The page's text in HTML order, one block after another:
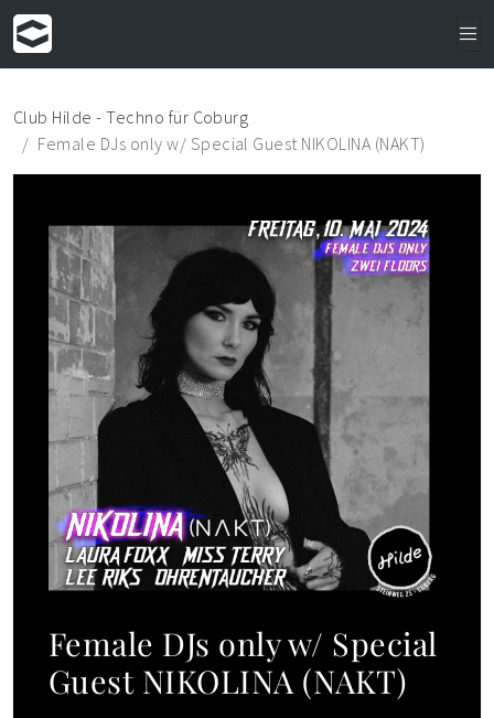
Club Hilde - Techno für Coburg
Female DJs only w/ Special Guest NIKOLINA (NAKT)
Female DJs only w/ Special
Guest NIKOLINA (NAKT)